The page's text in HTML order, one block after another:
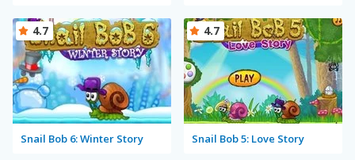
Snail Bob 6: Winter Story
4.7
Snail Bob 5: Love Story
4.7